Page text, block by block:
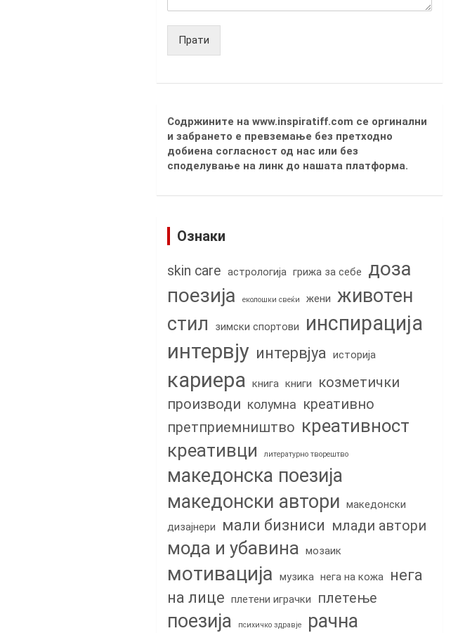
Прати
Содржините на www.inspiratiff.com се оргинални
и забрането е превземање без претходно
добиена согласност од нас или без
споделување на линк до нашата платформа.
Ознаки
skin care астрологија грижа за себе
доза
поезија
еколошки свеќи жени животен
стил
зимски спортови
инспирација
интервју интервјуа историја
кариера книга книги
козметички
производи колумна креативно
претприемништво креативност
креативци
литературно творештво
македонска поезија
македонски автори македонски
дизајнери
мали бизниси млади автори
мода и убавина мозаик
мотивација музика нега на кожа
нега
на лице плетени играчки плетење
поезија психичко здравје
рачна